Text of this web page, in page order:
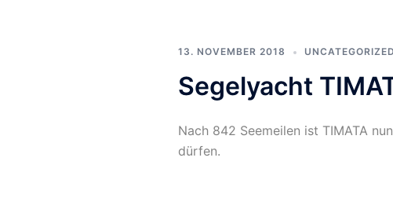
13. NOVEMBER 2018 UNCATEGORIZED
Segelyacht
Nach 842 Seemeilen ist TIMATA
dürfen.